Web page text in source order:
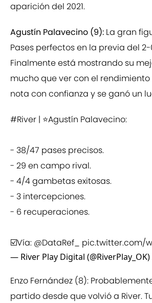
aparición del 2021.
Agustín Palavecino (9): La gran
Pases perfectos en la previa del
Finalmente está mostrando su
mucho que ver con el rendimiento
nota con confianza y se ganó un
#River | ⭐️Agustín Palavecino:
- 38/47 pases precisos.
- 29 en campo rival.
- 4/4 gambetas exitosas.
- 3 intercepciones.
- 6 recuperaciones.
☑️Vía: @DataRef_ pic.twitter.com/
— River Play Digital (@RiverPlay_OK)
Enzo Fernández (8):
partido desde que volvió a River.